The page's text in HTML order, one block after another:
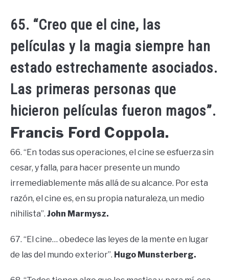
65. “Creo que el cine, las
películas y la magia siempre han
estado estrechamente asociados.
Las primeras personas que
hicieron películas fueron magos”.
Francis Ford Coppola.
66. “En todas sus operaciones, el cine se esfuerza sin
cesar, y falla, para hacer presente un mundo
irremediablemente más allá de su alcance. Por esta
razón, el cine es, en su propia naturaleza, un medio
nihilista”. John Marmysz.
67. “El cine… obedece las leyes de la mente en lugar
de las del mundo exterior”. Hugo Munsterberg.